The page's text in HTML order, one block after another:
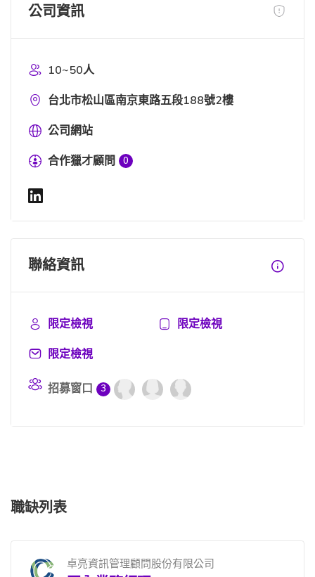
公司資訊
10~50人
台北市松山區南京東路五段188號2樓
公司網站
合作獵才顧問
0
聯絡資訊
限定檢視
限定檢視
限定檢視
招募窗口 3
職缺列表
卓亮資訊管理顧問股份有限公司